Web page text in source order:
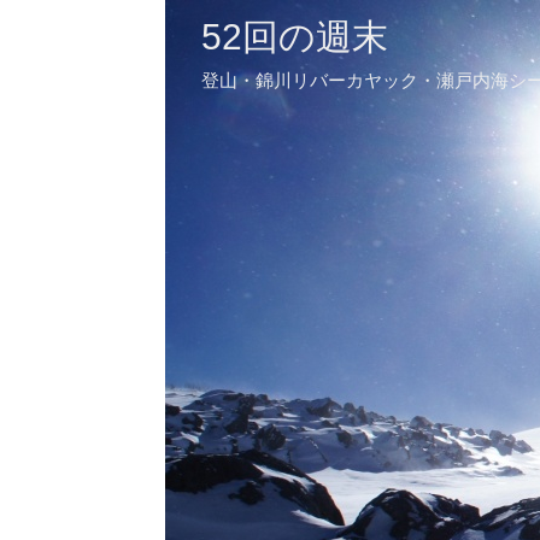
52回の週末
登山・錦川リバーカヤック・瀬戸内海シ